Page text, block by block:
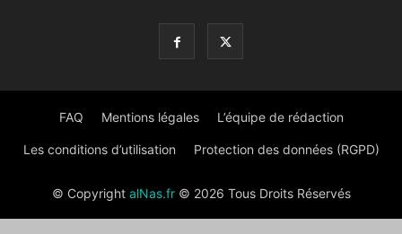
FAQ Mentions légales L’équipe de rédaction
Les conditions d’utilisation Protection des données (RGPD)
© Copyright alNas.fr© 2026 Tous Droits Réservés